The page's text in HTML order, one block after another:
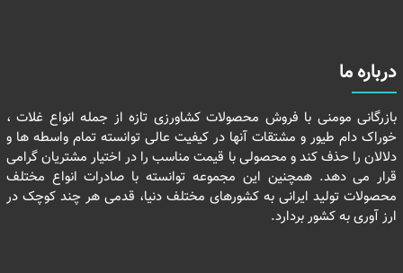
درباره ما
بازرگانی مومنی با فروش محصولات کشاورزی تازه از جمله انواع غلات ،
خوراک دام طیور و مشتقات آنها در کیفیت عالی توانسته تمام واسطه ها و
دلالان را حذف کند و محصولی با قیمت مناسب را در اختیار مشتریان گرامی
قرار می دهد. همچنین این مجموعه توانسته با صادرات انواع مختلف
محصولات تولید ایرانی به کشورهای مختلف دنیا، قدمی هر چند کوچک در
ارز آوری به کشور بردارد.